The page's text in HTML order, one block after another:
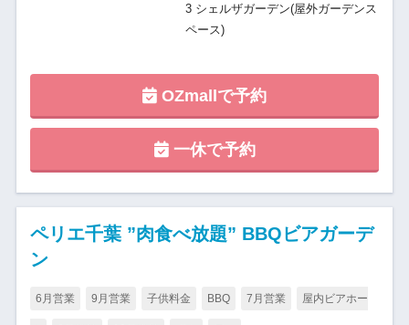
3 シェルザガーデン(屋外ガーデンス
ペース)
OZmallで予約
一休で予約
ペリエ千葉 ”肉食べ放題” BBQビアガーデ
ン
6月営業 9月営業 子供料金 BBQ 7月営業 屋内ビアホー